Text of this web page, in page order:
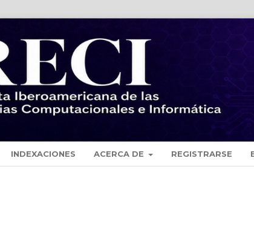
INDEXACIONES ACERCA DE REGISTRARSE